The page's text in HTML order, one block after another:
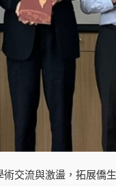
交流與激盪，拓展僑